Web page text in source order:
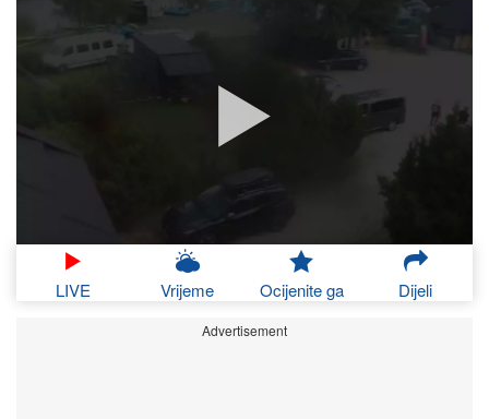
LIVE Vrijeme Ocijenite ga Dijeli
Advertisement